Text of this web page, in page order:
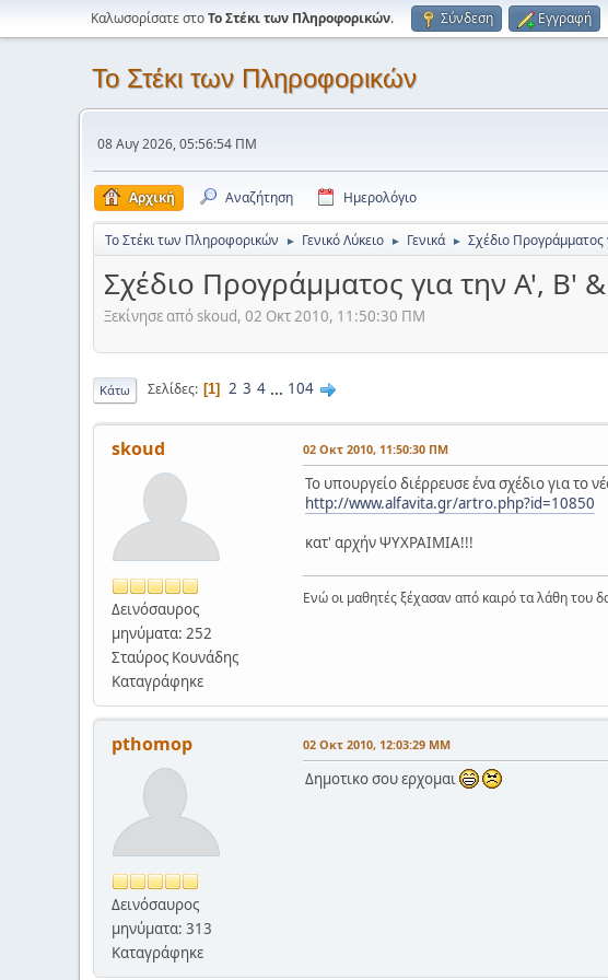
Καλωσορίσατε στοΤο Στέκι των Πληροφορικών. Σύνδεση Εγγραφή
Το Στέκι των Πληροφορικών
08 Αυγ 2026, 05:56:54 ΠΜ
Αρχική Αναζήτηση Ημερολόγιο
Το Στέκι των Πληροφορικών ► Γενικό Λύκειο ► Γενικά ► Σχέδιο Προγράμματος
Σχέδιο Προγράμματος για την Α', Β'
Ξεκίνησε από skoud, 02 Οκτ 2010, 11:50:30 ΠΜ
Κάτω Σελίδες 1 2 3 4 ... 104
skoud
Δεινόσαυρος
μηνύματα: 252
Σταύρος Κουνάδης
Καταγράφηκε
02 Οκτ 2010, 11:50:30 ΠΜ
Το υπουργείο διέρρευσε ένα σχέδιο για το
http://www.alfavita.gr/artro.php?id=10850
κατ' αρχήν ΨΥΧΡΑΙΜΙΑ!!!
Ενώ οι μαθητές ξέχασαν από καιρό τα λάθη του
pthomop
Δεινόσαυρος
μηνύματα: 313
Καταγράφηκε
02 Οκτ 2010, 12:03:29 ΜΜ
Δημοτικο σου ερχομαι